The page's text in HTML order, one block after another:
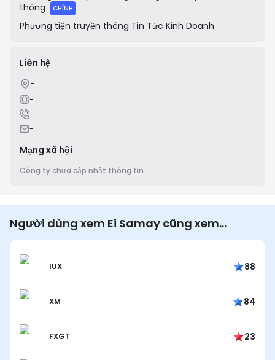
thông
CHÍNH
Phương tiện truyền thông Tin Tức Kinh Doanh
Liên hệ
-
-
-
-
Mạng xã hội
Công ty chưa cập nhật thông tin.
Người dùng xem Ei Samay cũng xem…
IUX 88
XM 84
FXGT 23